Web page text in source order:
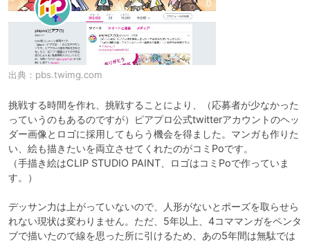
出典： pbs.twimg.com
挑戦する時間を作れ、挑戦することにより、（応募者が少なかった
っていうのもあるのですが）ピアプロ公式twitterアカウントのヘッ
ダー画像とロゴに採用してもらう機会を得ました。マンガも作りた
い、絵も描きたいを両立させてくれたのがコミPoです。
（手描き絵はCLIP STUDIO PAINT、ロゴはコミPoで作っていま
す。）
デッサン力は上がっていないので、人形がないとポーズを取らせら
れない現状は変わりません。ただ、5年以上、4コママンガをペンタ
ブで描いたので線を思った所に引けるため、あの5年間は無駄では